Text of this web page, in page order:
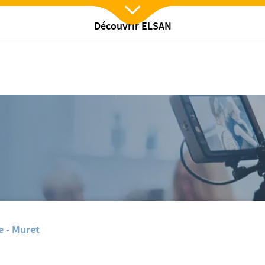
Découvrir ELSAN
Nx:Afficher menu
« centre du sommeil » à la clinique d’Occitanie
- Muret